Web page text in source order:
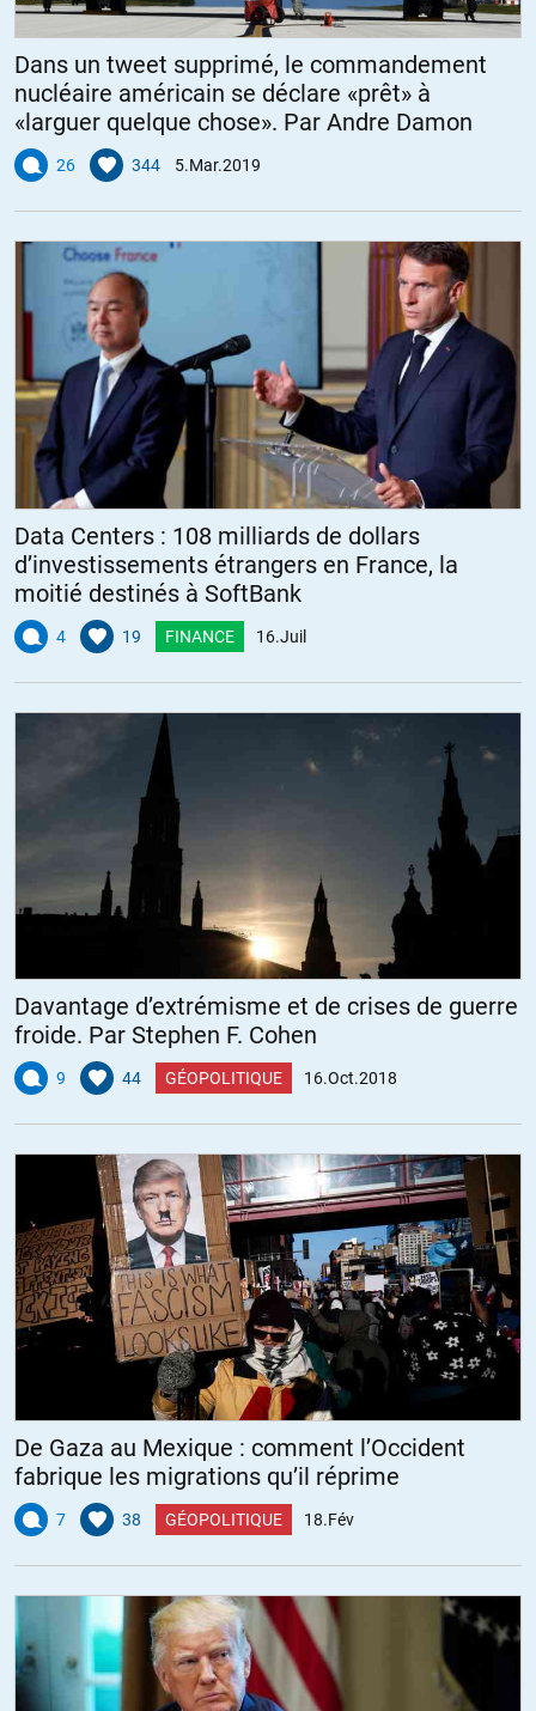
Dans un tweet supprimé, le commandement
nucléaire américain se déclare «prêt» à
«larguer quelque chose». Par Andre Damon
26 344 5.Mar.2019
Data Centers : 108 milliards de dollars
d’investissements étrangers en France, la
moitié destinés à SoftBank
4 19 FINANCE 16.Juil
Davantage d’extrémisme et de crises de guerre
froide. Par Stephen F. Cohen
9 44 GÉOPOLITIQUE 16.Oct.2018
De Gaza au Mexique : comment l’Occident
fabrique les migrations qu’il réprime
7 38 GÉOPOLITIQUE 18.Fév